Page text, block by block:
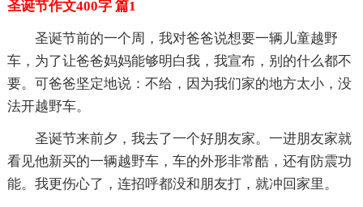
圣诞节作文400字 篇1
圣诞节前的一个周，我对爸爸说想要一辆儿童越野
车，为了让爸爸妈妈能够明白我，我宣布，别的什么都不
要。可爸爸坚定地说：不给，因为我们家的地方太小，没
法开越野车。
圣诞节来前夕，我去了一个好朋友家。一进朋友家就
看见他新买的一辆越野车，车的外形非常酷，还有防震功
能。我更伤心了，连招呼都没和朋友打，就冲回家里。